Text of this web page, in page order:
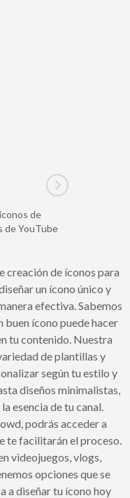
Go to next
de
de YouTube
creación de íconos para
un ícono único y
efectiva. Sabemos
buen ícono puede hacer
tu contenido. Nuestra
de plantillas y
según tu estilo y
diseños minimalistas,
esencia de tu canal.
podrás acceder a
te facilitarán el proceso.
videojuegos, vlogs,
opciones que se
a diseñar tu ícono hoy